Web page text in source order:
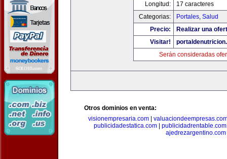
Longitud:
17 caracteres
Categorias:
Portales, Salud
Precio:
Realizar una
Visitar!
Serán consideradas
Otros dominios en venta:
visionempresaria.com
publicidadestatica.com
publicidadrentable.com
ajedrezargentino.com